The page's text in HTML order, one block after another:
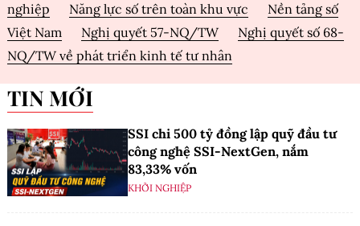
nghiệp
Năng lực số trên toàn khu vực
Nền tảng số
Việt Nam
Nghị quyết 57-NQ/TW
Nghị quyết số 68-
NQ/TW về phát triển kinh tế tư nhân
TIN MỚI
SSI chi 500 tỷ đồng lập quỹ đầu tư
công nghệ SSI-NextGen, nắm
83,33% vốn
KHỞI NGHIỆP